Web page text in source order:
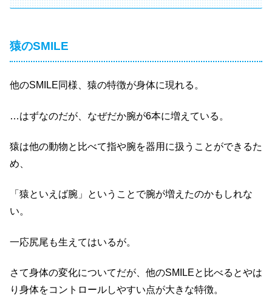
猿のSMILE
他のSMILE同様、猿の特徴が身体に現れる。
…はずなのだが、なぜだか腕が6本に増えている。
猿は他の動物と比べて指や腕を器用に扱うことができるた
め、
「猿といえば腕」ということで腕が増えたのかもしれな
い。
一応尻尾も生えてはいるが。
さて身体の変化についてだが、他のSMILEと比べるとやは
り身体をコントロールしやすい点が大きな特徴。